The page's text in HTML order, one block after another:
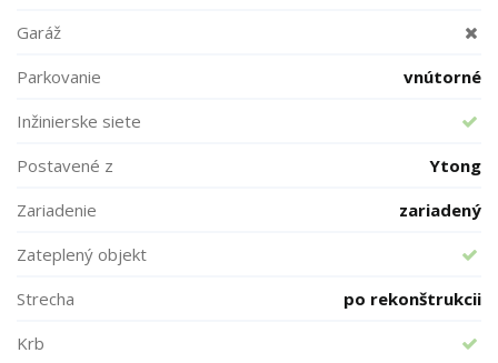
Garáž
Parkovanie
vnútorné
Inžinierske siete
Postavené z
Ytong
Zariadenie
zariadený
Zateplený objekt
Strecha
po rekonštrukcii
Krb